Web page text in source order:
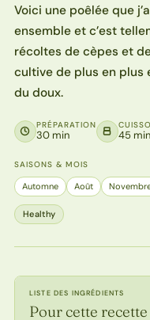
Voici une poêlée que
ensemble et c’est
récoltes de cèpes et
cultive de plus en plus
du doux.
PRÉPARATION
30 min 45 min
SAISONS & MOIS
Automne Août
Healthy
LISTE DES INGRÉDIENTS
Pour cette recette